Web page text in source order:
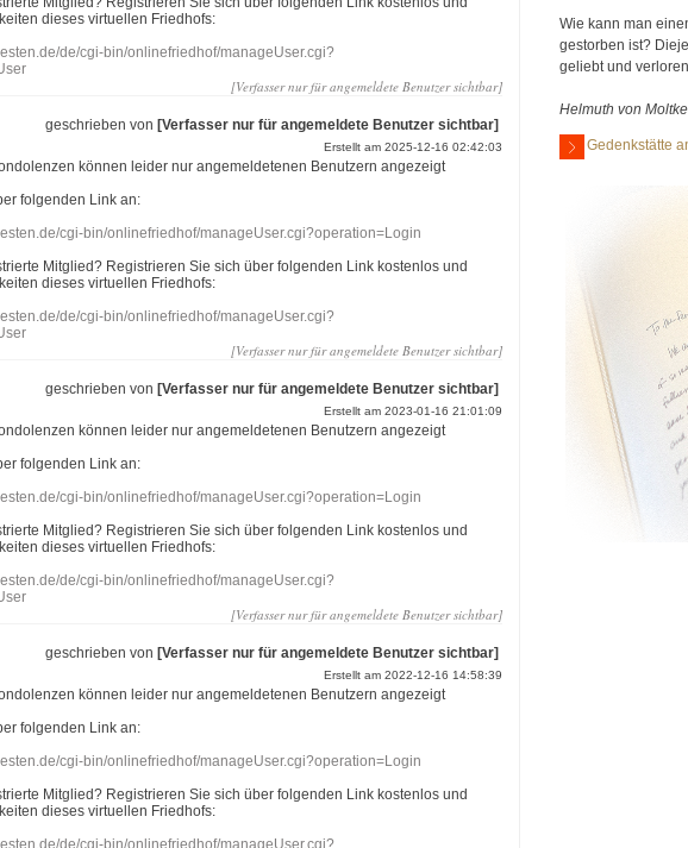
dieses virtuellen Friedhofs:
de/cgi-bin/onlinefriedhof/manageUser.cgi?
[Verfasser nur für angemeldete Benutzer sichtbar]
geschrieben von [Verfasser nur für angemeldete Benutzer sichtbar]
Erstellt am 2025-12-16 02:42:03
können leider nur angemeldetenen Benutzern angezeigt
folgenden Link an:
cgi-bin/onlinefriedhof/manageUser.cgi?operation=Login
Mitglied? Registrieren Sie sich über folgenden Link kostenlos und
dieses virtuellen Friedhofs:
de/cgi-bin/onlinefriedhof/manageUser.cgi?
[Verfasser nur für angemeldete Benutzer sichtbar]
geschrieben von [Verfasser nur für angemeldete Benutzer sichtbar]
Erstellt am 2023-01-16 21:01:09
können leider nur angemeldetenen Benutzern angezeigt
folgenden Link an:
cgi-bin/onlinefriedhof/manageUser.cgi?operation=Login
Mitglied? Registrieren Sie sich über folgenden Link kostenlos und
dieses virtuellen Friedhofs:
de/cgi-bin/onlinefriedhof/manageUser.cgi?
[Verfasser nur für angemeldete Benutzer sichtbar]
geschrieben von [Verfasser nur für angemeldete Benutzer sichtbar]
Erstellt am 2022-12-16 14:58:39
können leider nur angemeldetenen Benutzern angezeigt
folgenden Link an:
cgi-bin/onlinefriedhof/manageUser.cgi?operation=Login
Mitglied? Registrieren Sie sich über folgenden Link kostenlos und
dieses virtuellen Friedhofs:
Wie kann man
gestorben ist?
geliebt und
Helmuth von Moltke
Gedenkstätte